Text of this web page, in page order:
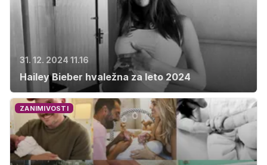
31. 12. 2024 11.16
Hailey Bieber hvaležna za leto 2024
ZANIMIVOSTI